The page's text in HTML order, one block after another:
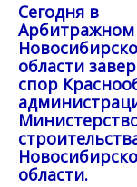
Сегодня в
Арбитражном
области
спор
области.